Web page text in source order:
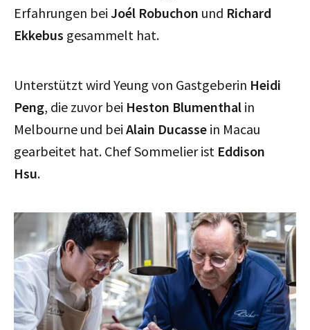
Erfahrungen bei Joél Robuchon und Richard
Ekkebus gesammelt hat.
Unterstützt wird Yeung von Gastgeberin Heidi
Peng, die zuvor bei Heston Blumenthal in
Melbourne und bei Alain Ducasse in Macau
gearbeitet hat. Chef Sommelier ist Eddison
Hsu.